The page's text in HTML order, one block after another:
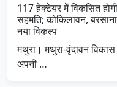
117 हेक्टेयर में विकसित
सहमति; कोकिलावन,
नया विकल्प
मथुरा। मथुरा-वृंदावन विकास
अपनी …